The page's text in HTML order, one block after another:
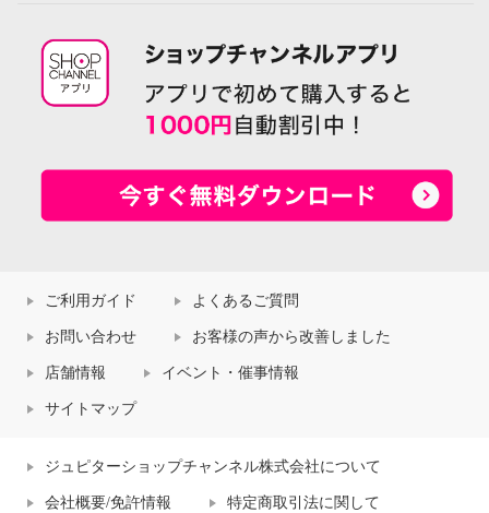
ご利用ガイド よくあるご質問
お問い合わせ お客様の声から改善しました
店舗情報 イベント・催事情報
サイトマップ
ジュピターショップチャンネル株式会社について
会社概要/免許情報 特定商取引法に関して